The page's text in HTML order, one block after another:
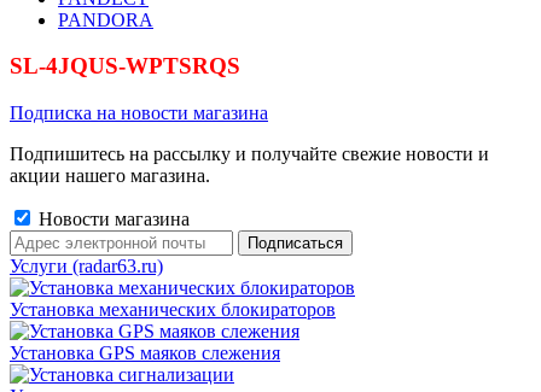
PANDORA
SL-4JQUS-WPTSRQS
Подписка на новости магазина
Подпишитесь на рассылку и получайте свежие новости и
акции нашего магазина.
Новости магазина
Услуги (radar63.ru)
Установка механических блокираторов
Установка GPS маяков слежения